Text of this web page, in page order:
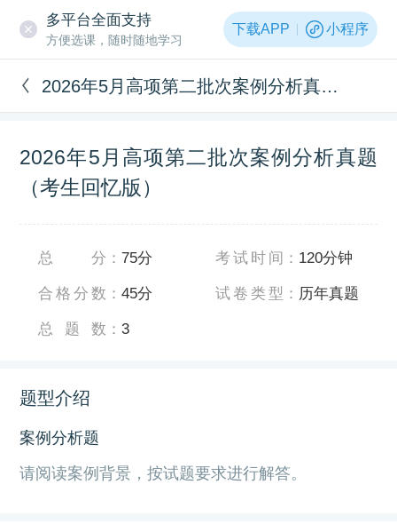
多平台全面支持
方便选课，随时随地学习
下载APP 小程序
2026年5月高项第二批次案例分析真题（考生回忆版）
2026年5月高项第二批次案例分析真题
（考生回忆版）
总分 ：75分
合格分数 ：45分
总题数 ：3
考试时间 ： 120分钟
试卷类型 ： 历年真题
题型介绍
案例分析题
请阅读案例背景，按试题要求进行解答。